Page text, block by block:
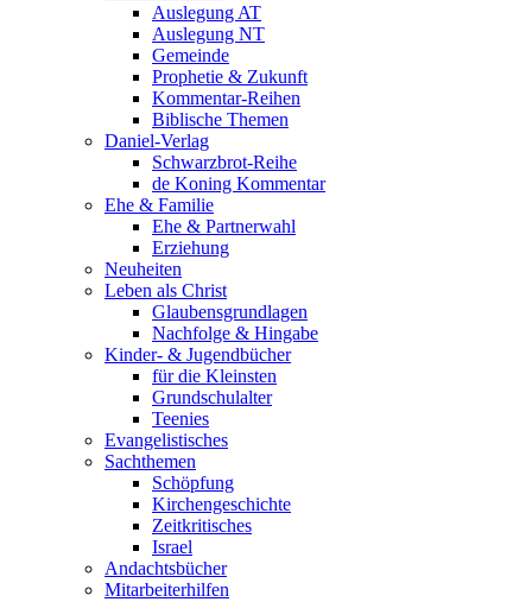
Auslegung AT
Auslegung NT
Gemeinde
Prophetie & Zukunft
Kommentar-Reihen
Biblische Themen
Daniel-Verlag
Schwarzbrot-Reihe
de Koning Kommentar
Ehe & Familie
Ehe & Partnerwahl
Erziehung
Neuheiten
Leben als Christ
Glaubensgrundlagen
Nachfolge & Hingabe
Kinder- & Jugendbücher
für die Kleinsten
Grundschulalter
Teenies
Evangelistisches
Sachthemen
Schöpfung
Kirchengeschichte
Zeitkritisches
Israel
Andachtsbücher
Mitarbeiterhilfen